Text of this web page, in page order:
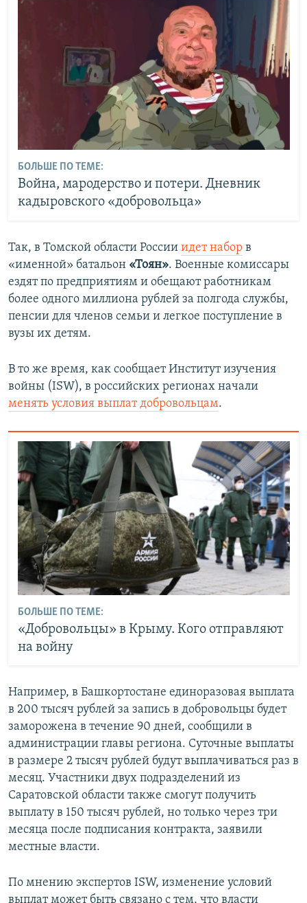
БОЛЬШЕ ПО ТЕМЕ:
Война, мародерство и потери. Дневник
кадыровского «добровольца»
Так, в Томской области России идет набор в
«именной» батальон «Тоян». Военные комиссары
ездят по предприятиям и обещают работникам
более одного миллиона рублей за полгода службы,
пенсии для членов семьи и легкое поступление в
вузы их детям.
В то же время, как сообщает Институт изучения
войны (ISW), в российских регионах начали
менять условия выплат добровольцам.
БОЛЬШЕ ПО ТЕМЕ:
«Добровольцы» в Крыму. Кого отправляют
на войну
Например, в Башкортостане единоразовая выплата
в 200 тысяч рублей за запись в добровольцы будет
заморожена в течение 90 дней, сообщили в
администрации главы региона. Суточные выплаты
в размере 2 тысяч рублей будут выплачиваться раз в
месяц. Участники двух подразделений из
Саратовской области также смогут получить
выплату в 150 тысяч рублей, но только через три
месяца после подписания контракта, заявили
местные власти.
По мнению экспертов ISW, изменение условий
выплат может быть связано с тем, что власти